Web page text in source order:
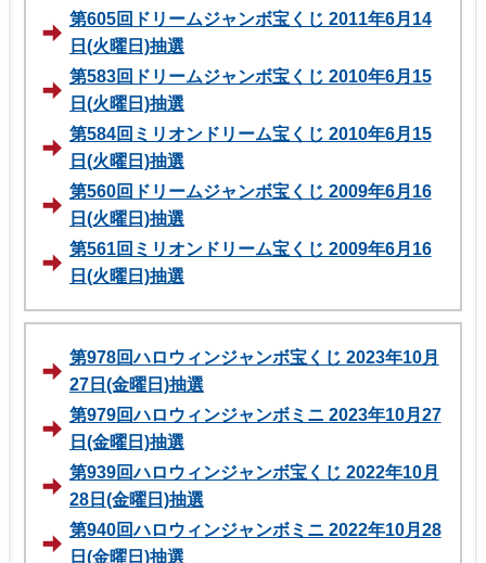
第605回ドリームジャンボ宝くじ 2011年6月14
日(火曜日)抽選
第583回ドリームジャンボ宝くじ 2010年6月15
日(火曜日)抽選
第584回ミリオンドリーム宝くじ 2010年6月15
日(火曜日)抽選
第560回ドリームジャンボ宝くじ 2009年6月16
日(火曜日)抽選
第561回ミリオンドリーム宝くじ 2009年6月16
日(火曜日)抽選
第978回ハロウィンジャンボ宝くじ 2023年10月
27日(金曜日)抽選
第979回ハロウィンジャンボミニ 2023年10月27
日(金曜日)抽選
第939回ハロウィンジャンボ宝くじ 2022年10月
28日(金曜日)抽選
第940回ハロウィンジャンボミニ 2022年10月28
日(金曜日)抽選